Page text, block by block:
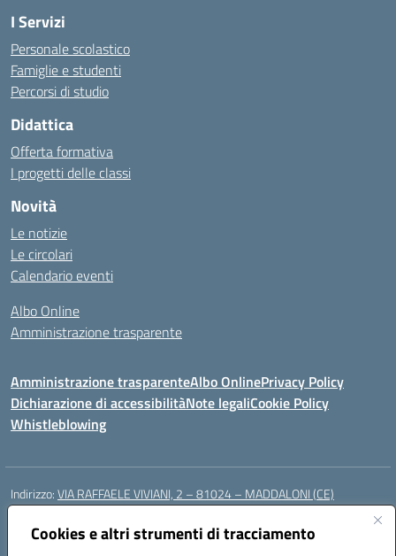
Cookies e altri strumenti di tracciamento
I Servizi
Personale scolastico
Famiglie e studenti
Percorsi di studio
Didattica
Offerta formativa
I progetti delle classi
Novità
Le notizie
Le circolari
Calendario eventi
Albo Online
Amministrazione trasparente
Amministrazione trasparenteAlbo OnlinePrivacy Policy
Dichiarazione di accessibilitàNote legaliCookie Policy
Whistleblowing
Indirizzo:VIA RAFFAELE VIVIANI, 2 – 81024 – MADDALONI (CE)
Centralino:
Posta elettronica certificata (PEC):ceic8av00r@pec.istruzione.it